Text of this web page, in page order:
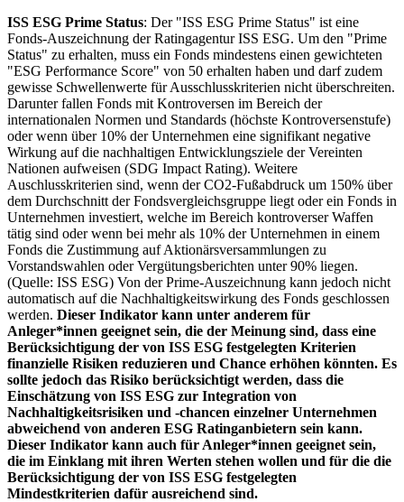
ISS ESG Prime Status: Der "ISS ESG Prime Status" ist eine
Fonds-Auszeichnung der Ratingagentur ISS ESG. Um den "Prime
Status" zu erhalten, muss ein Fonds mindestens einen gewichteten
"ESG Performance Score" von 50 erhalten haben und darf zudem
gewisse Schwellenwerte für Ausschlusskriterien nicht überschreiten.
Darunter fallen Fonds mit Kontroversen im Bereich der
internationalen Normen und Standards (höchste Kontroversenstufe)
oder wenn über 10% der Unternehmen eine signifikant negative
Wirkung auf die nachhaltigen Entwicklungsziele der Vereinten
Nationen aufweisen (SDG Impact Rating). Weitere
Auschlusskriterien sind, wenn der CO2-Fußabdruck um 150% über
dem Durchschnitt der Fondsvergleichsgruppe liegt oder ein Fonds in
Unternehmen investiert, welche im Bereich kontroverser Waffen
tätig sind oder wenn bei mehr als 10% der Unternehmen in einem
Fonds die Zustimmung auf Aktionärsversammlungen zu
Vorstandswahlen oder Vergütungsberichten unter 90% liegen.
(Quelle: ISS ESG) Von der Prime-Auszeichnung kann jedoch nicht
automatisch auf die Nachhaltigkeitswirkung des Fonds geschlossen
werden. Dieser Indikator kann unter anderem für
Anleger*innen geeignet sein, die der Meinung sind, dass eine
Berücksichtigung der von ISS ESG festgelegten Kriterien
finanzielle Risiken reduzieren und Chance erhöhen könnten. Es
sollte jedoch das Risiko berücksichtigt werden, dass die
Einschätzung von ISS ESG zur Integration von
Nachhaltigkeitsrisiken und -chancen einzelner Unternehmen
abweichend von anderen ESG Ratinganbietern sein kann.
Dieser Indikator kann auch für Anleger*innen geeignet sein,
die im Einklang mit ihren Werten stehen wollen und für die die
Berücksichtigung der von ISS ESG festgelegten
Mindestkriterien dafür ausreichend sind.